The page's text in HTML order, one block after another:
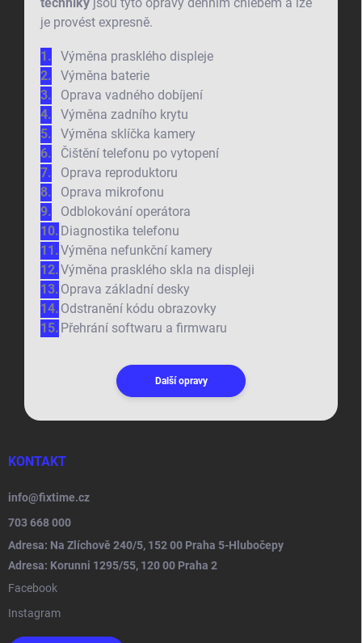
je provést expresně.
Výměna prasklého displeje
Výměna baterie
Oprava vadného dobíjení
Výměna zadního krytu
Výměna sklíčka kamery
Čištění telefonu po vytopení
Oprava reproduktoru
Oprava mikrofonu
Odblokování operátora
Diagnostika telefonu
Výměna nefunkční kamery
Výměna prasklého skla na displeji
Oprava základní desky
Odstranění kódu obrazovky
Přehrání softwaru a firmwaru
Další opravy
KONTAKT
info@fixtime.cz
703 668 000
Adresa: Na Zlíchově 240/5, 152 00 Praha 5-Hlubočepy
Adresa: Korunni 1295/55, 120 00 Praha 2
Facebook
Instagram